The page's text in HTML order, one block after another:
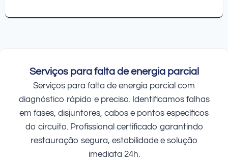
Serviços para falta de energia parcial
Serviços para falta de energia parcial com
diagnóstico rápido e preciso. Identificamos falhas
em fases, disjuntores, cabos e pontos específicos
do circuito. Profissional certificado garantindo
restauração segura, estabilidade e solução
imediata 24h.